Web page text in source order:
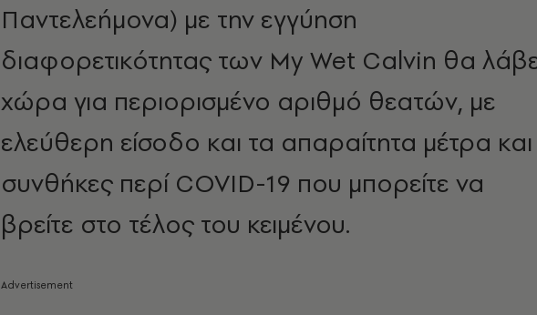
Παντελεήμονα) με την εγγύηση
διαφορετικότητας των My Wet Calvin θα
χώρα για περιορισμένο αριθμό θεατών, με
ελεύθερη είσοδο και τα απαραίτητα μέτρα και
συνθήκες περί COVID-19 που μπορείτε να
βρείτε στο τέλος του κειμένου.